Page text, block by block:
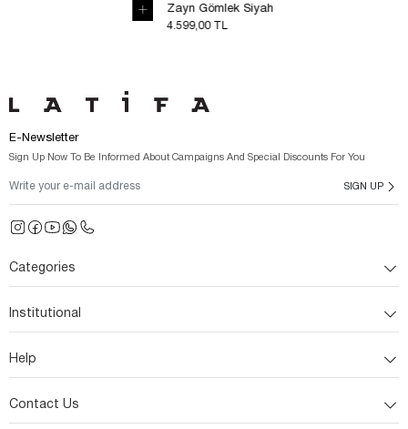
E-Newsletter
Sign Up Now To Be Informed About Campaigns And Special Discounts For You
SIGN UP
Categories
Institutional
Help
Contact Us